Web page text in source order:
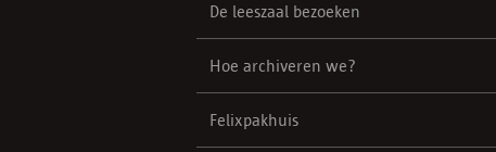
De leeszaal bezoeken
Hoe archiveren we?
Felixpakhuis